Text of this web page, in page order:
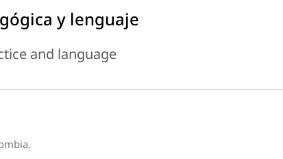
y lenguaje
and language